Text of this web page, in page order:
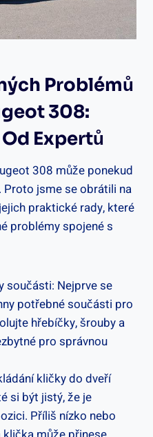
‌problémů
308:
Expertů
308 může ‍ponekud
jsme‌ se obrátili na
praktické rady, které
⁣problémy spojené s
součásti: Nejprve se
potřebné součásti pro
hřebíčky, ‌šrouby a
pro správnou
kličky ‌do⁣ dveří
si​ být jistý, že je
Příliš nízko nebo